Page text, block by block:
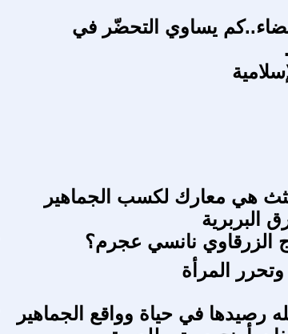
قضاء..كم يساوي التحضّر في
هي معارك لكسب الجماهير
البربرية
الزرقاوي نانسي عجرم؟
وتحرر المرأة
رصيدها في حياة وواقع الجماهير